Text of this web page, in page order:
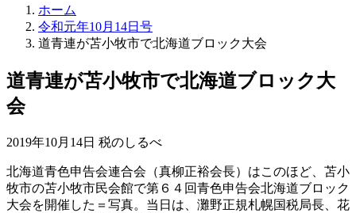
ホーム
令和元年10月14日号
道青連が苫小牧市で北海道ブロック大会
道青連が苫小牧市で北海道ブロック大
会
2019年10月14日 税のしるべ
北海道青色申告会連合会（真柳正裕会長）はこのほど、苫小
牧市の苫小牧市民会館で第６４回青色申告会北海道ブロック
大会を開催した＝写真。当日は、灘野正規札幌国税局長、花